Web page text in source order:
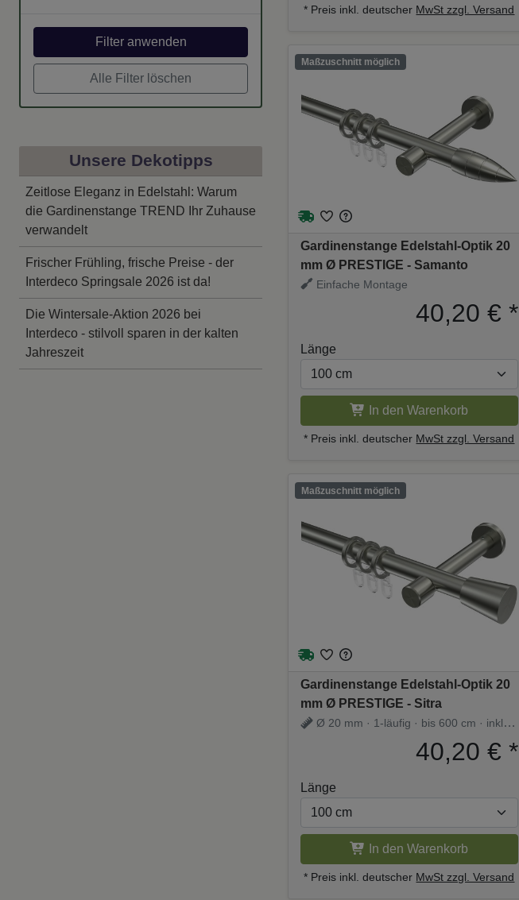
Filter anwenden
Alle Filter löschen
Unsere Dekotipps
Zeitlose Eleganz in Edelstahl: Warum
die Gardinenstange TREND Ihr Zuhause
verwandelt
Frischer Frühling, frische Preise - der
Interdeco Springsale 2026 ist da!
Die Wintersale-Aktion 2026 bei
Interdeco - stilvoll sparen in der kalten
Jahreszeit
* Preis inkl. deutscher MwSt zzgl. Versand
Maßzuschnitt möglich
Gardinenstange Edelstahl-Optik 20
mm Ø PRESTIGE - Samanto
Einfache Montage
40,20 € *
Länge
In den Warenkorb
* Preis inkl. deutscher MwSt zzgl. Versand
Maßzuschnitt möglich
Gardinenstange Edelstahl-Optik 20
mm Ø PRESTIGE - Sitra
Ø 20 mm · 1-läufig · bis 600 cm · inkl.
40,20 € *
Länge
In den Warenkorb
* Preis inkl. deutscher MwSt zzgl. Versand